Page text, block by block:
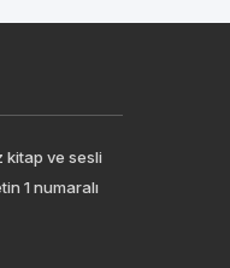
kitap ve sesli
1 numaralı